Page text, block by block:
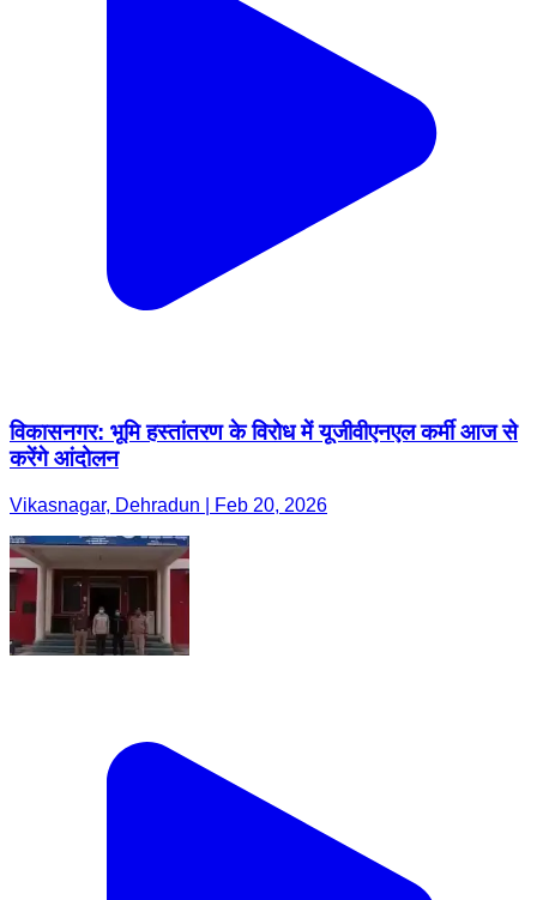
विकासनगर: भूमि हस्तांतरण के विरोध में यूजीवीएनएल कर्मी आज से
करेंगे आंदोलन
Vikasnagar, Dehradun | Feb 20, 2026